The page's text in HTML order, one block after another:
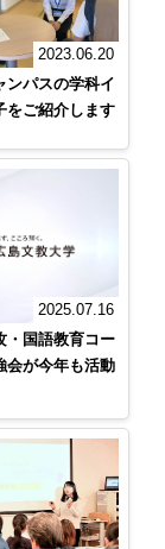
2023.06.20
ンパスの学科イ
をご紹介します
2025.07.16
・国語教育コー
会が今年も活動